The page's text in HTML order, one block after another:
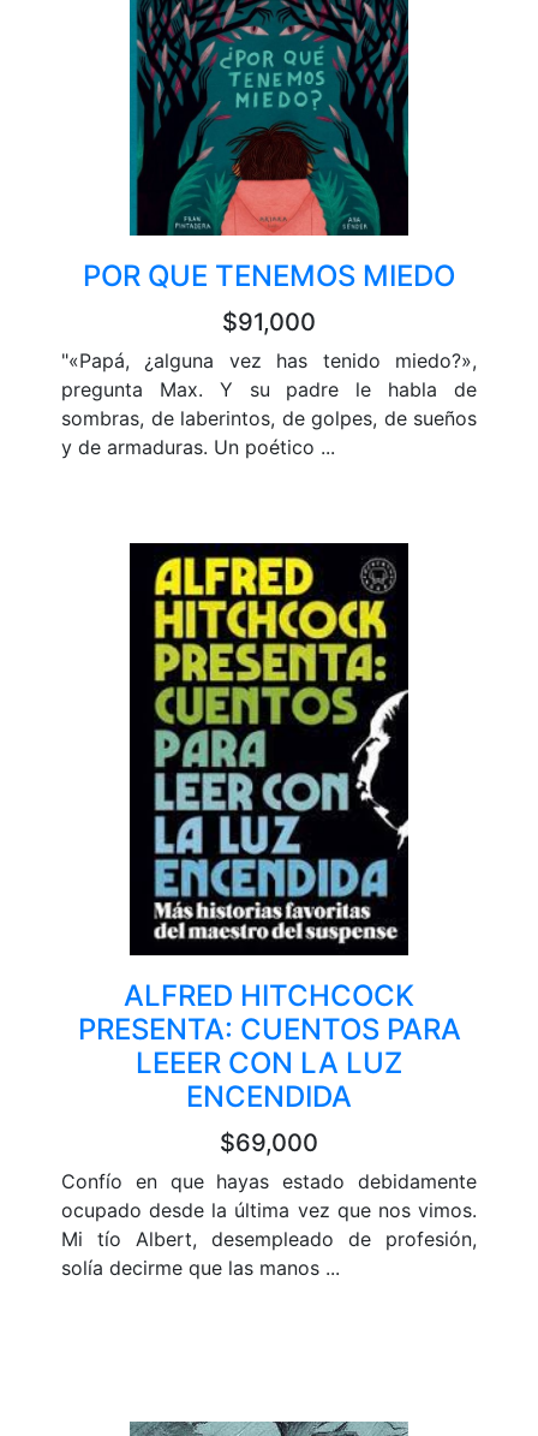
POR QUE TENEMOS MIEDO
$91,000
"«Papá, ¿alguna vez has tenido miedo?»,
pregunta Max. Y su padre le habla de
sombras, de laberintos, de golpes, de sueños
y de armaduras. Un poético ...
ALFRED HITCHCOCK
PRESENTA: CUENTOS PARA
LEEER CON LA LUZ
ENCENDIDA
$69,000
Confío en que hayas estado debidamente
ocupado desde la última vez que nos vimos.
Mi tío Albert, desempleado de profesión,
solía decirme que las manos ...